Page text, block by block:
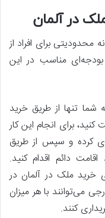
در آلمان
محدودیتی برای افراد از
مناسب در این
شما تنها از طریق خرید
برای انجام این کار
کرده و سپس از طریق
دائم اقدام کنید.
خرید ملک در آلمان در
می‌توانند با هر میزان
کنند.